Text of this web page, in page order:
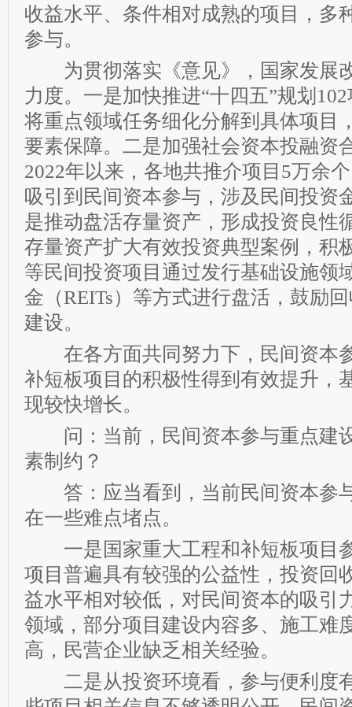
收益水平、条件相对成熟的项目，多
参与。
为贯彻落实《意见》，国家发展
力度。一是加快推进“十四五”规划
将重点领域任务细化分解到具体项目
要素保障。二是加强社会资本投融资
2022年以来，各地共推介项目5万余
吸引到民间资本参与，涉及民间投资
是推动盘活存量资产，形成投资良性
存量资产扩大有效投资典型案例，积
等民间投资项目通过发行基础设施领
金（REITs）等方式进行盘活，鼓励
建设。
在各方面共同努力下，民间资本
补短板项目的积极性得到有效提升，
现较快增长。
问：当前，民间资本参与重点建
素制约？
答：应当看到，当前民间资本参
在一些难点堵点。
一是国家重大工程和补短板项目
项目普遍具有较强的公益性，投资回
益水平相对较低，对民间资本的吸引
领域，部分项目建设内容多、施工难
高，民营企业缺乏相关经验。
二是从投资环境看，参与便利度